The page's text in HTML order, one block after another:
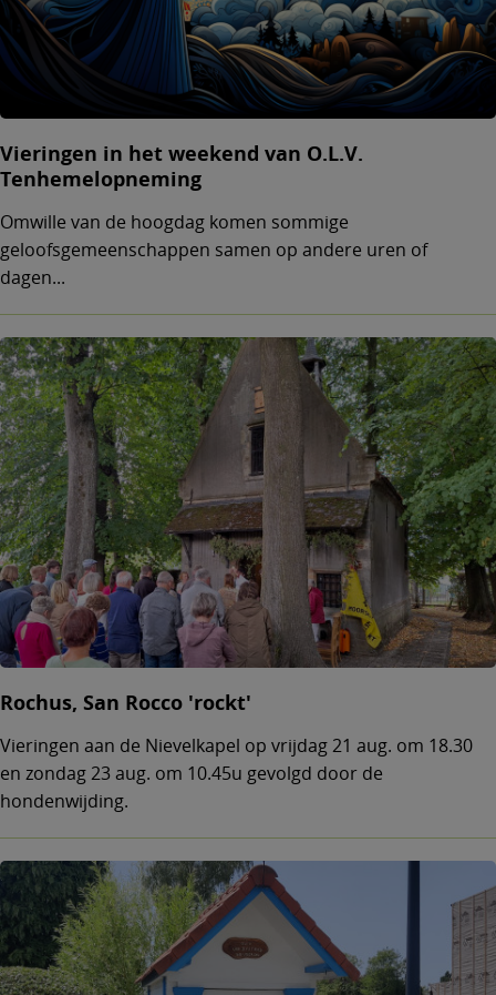
Vieringen in het weekend van O.L.V.
Tenhemelopneming
Omwille van de hoogdag komen sommige
geloofsgemeenschappen samen op andere uren of
dagen...
Rochus, San Rocco 'rockt'
Vieringen aan de Nievelkapel op vrijdag 21 aug. om 18.30
en zondag 23 aug. om 10.45u gevolgd door de
hondenwijding.